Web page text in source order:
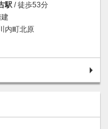
駅 / 徒歩53分
内町北原